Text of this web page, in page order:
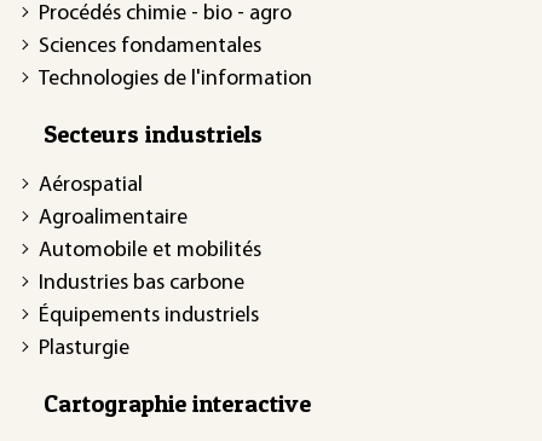
Procédés chimie - bio - agro
Sciences fondamentales
Technologies de l'information
Secteurs industriels
Aérospatial
Agroalimentaire
Automobile et mobilités
Industries bas carbone
Équipements industriels
Plasturgie
Cartographie interactive